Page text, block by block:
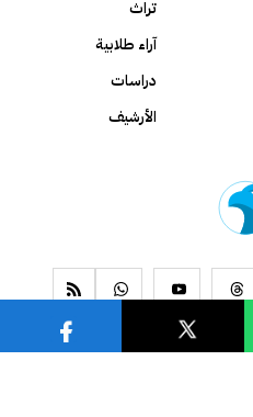
تراث
آراء طلابية
دراسات
الأرشيف